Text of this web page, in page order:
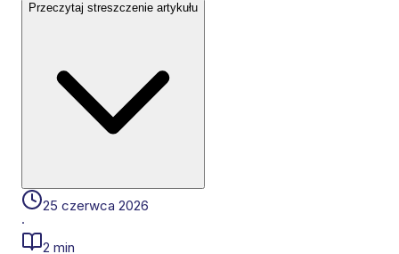
Przeczytaj streszczenie artykułu
25 czerwca 2026
·
2 min